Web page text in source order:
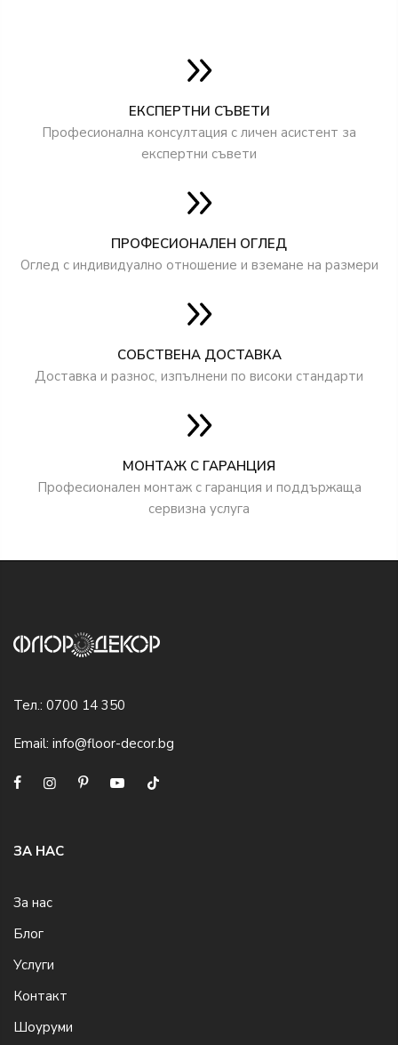
ЕКСПЕРТНИ СЪВЕТИ
Професионална консултация с личен асистент за
експертни съвети
ПРОФЕСИОНАЛЕН ОГЛЕД
Оглед с индивидуално отношение и вземане на размери
СОБСТВЕНА ДОСТАВКА
Доставка и разнос, изпълнени по високи стандарти
МОНТАЖ С ГАРАНЦИЯ
Професионален монтаж с гаранция и поддържаща
сервизна услуга
Тел.: 0700 14 350
Email: info@floor-decor.bg
ЗА НАС
За нас
Блог
Услуги
Контакт
Шоуруми